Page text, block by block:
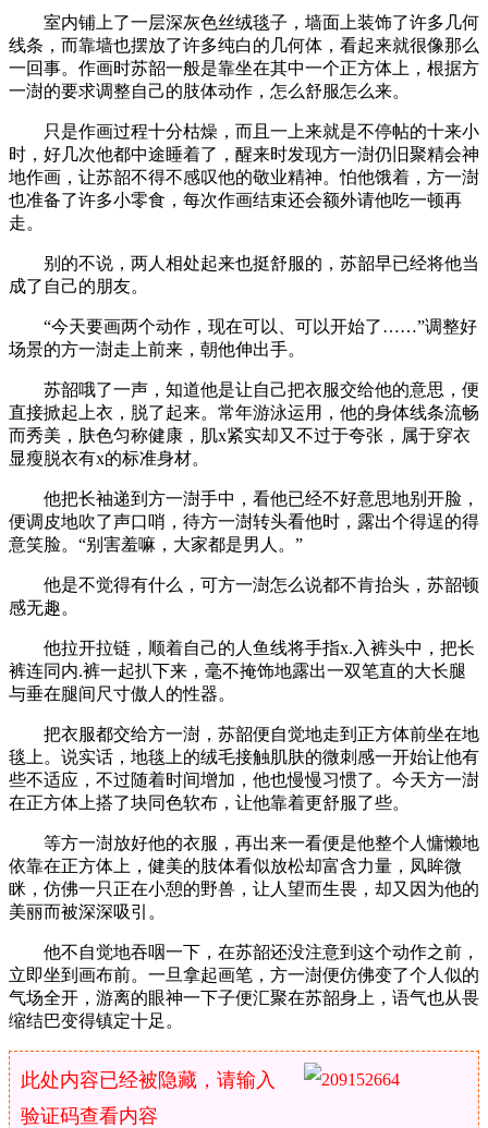
室内铺上了一层深灰色丝绒毯子，墙面上装饰了许多几何
线条，而靠墙也摆放了许多纯白的几何体，看起来就很像那么
一回事。作画时苏韶一般是靠坐在其中一个正方体上，根据方
一澍的要求调整自己的肢体动作，怎么舒服怎么来。
只是作画过程十分枯燥，而且一上来就是不停帖的十来小
时，好几次他都中途睡着了，醒来时发现方一澍仍旧聚精会神
地作画，让苏韶不得不感叹他的敬业精神。怕他饿着，方一澍
也准备了许多小零食，每次作画结束还会额外请他吃一顿再
走。
别的不说，两人相处起来也挺舒服的，苏韶早已经将他当
成了自己的朋友。
“今天要画两个动作，现在可以、可以开始了……”调整好
场景的方一澍走上前来，朝他伸出手。
苏韶哦了一声，知道他是让自己把衣服交给他的意思，便
直接掀起上衣，脱了起来。常年游泳运用，他的身体线条流畅
而秀美，肤色匀称健康，肌x紧实却又不过于夸张，属于穿衣
显瘦脱衣有x的标准身材。
他把长袖递到方一澍手中，看他已经不好意思地别开脸，
便调皮地吹了声口哨，待方一澍转头看他时，露出个得逞的得
意笑脸。“别害羞嘛，大家都是男人。”
他是不觉得有什么，可方一澍怎么说都不肯抬头，苏韶顿
感无趣。
他拉开拉链，顺着自己的人鱼线将手指x.入裤头中，把长
裤连同内.裤一起扒下来，毫不掩饰地露出一双笔直的大长腿
与垂在腿间尺寸傲人的性器。
把衣服都交给方一澍，苏韶便自觉地走到正方体前坐在地
毯上。说实话，地毯上的绒毛接触肌肤的微刺感一开始让他有
些不适应，不过随着时间增加，他也慢慢习惯了。今天方一澍
在正方体上搭了块同色软布，让他靠着更舒服了些。
等方一澍放好他的衣服，再出来一看便是他整个人慵懒地
依靠在正方体上，健美的肢体看似放松却富含力量，凤眸微
眯，仿佛一只正在小憩的野兽，让人望而生畏，却又因为他的
美丽而被深深吸引。
他不自觉地吞咽一下，在苏韶还没注意到这个动作之前，
立即坐到画布前。一旦拿起画笔，方一澍便仿佛变了个人似的
气场全开，游离的眼神一下子便汇聚在苏韶身上，语气也从畏
缩结巴变得镇定十足。
此处内容已经被隐藏，请输入
验证码查看内容